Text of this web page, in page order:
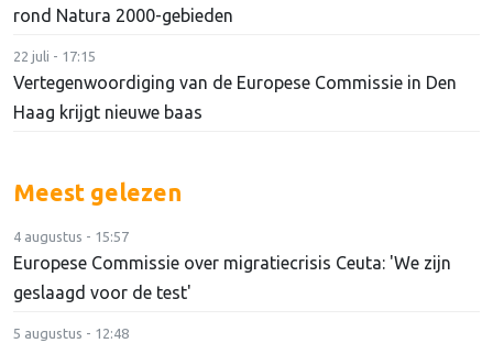
rond Natura 2000-gebieden
22 juli - 17:15
Vertegenwoordiging van de Europese Commissie in Den
Haag krijgt nieuwe baas
Meest gelezen
4 augustus - 15:57
Europese Commissie over migratiecrisis Ceuta: 'We zijn
geslaagd voor de test'
5 augustus - 12:48